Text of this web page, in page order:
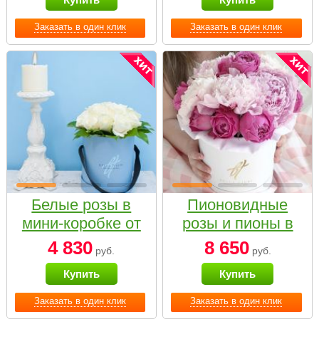
Заказать в один клик Заказать в один клик
Заказать в один клик
Белые розы в
мини-коробке от
Bella Fiori
4 830 руб.
Купить
Заказать в один клик
Пионовидные
розы и пионы в
белой коробке
Small
8 650руб.
Купить